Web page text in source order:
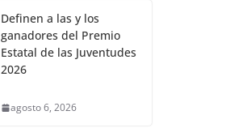
Definen a las y los
ganadores del Premio
Estatal de las Juventudes
2026
agosto 6, 2026